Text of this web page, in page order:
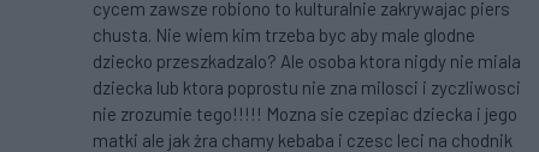
cycem zawsze robiono to kulturalnie zakrywajac piers
chusta. Nie wiem kim trzeba byc aby male glodne
dziecko przeszkadzalo? Ale osoba ktora nigdy nie miala
dziecka lub ktora poprostu nie zna milosci i zyczliwosci
nie zrozumie tego!!!!! Mozna sie czepiac dziecka i jego
matki ale jak żra chamy kebaba i czesc leci na chodnik